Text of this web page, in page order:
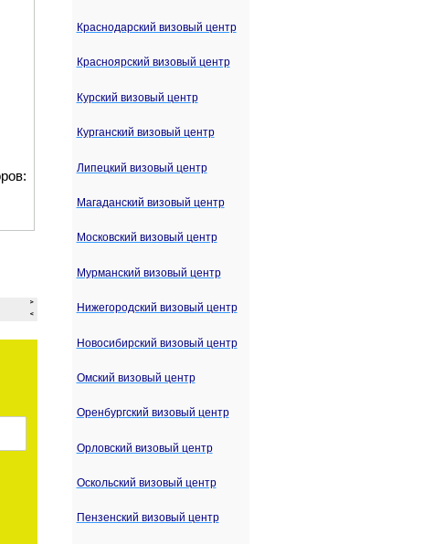
Краснодарский визовый центр
Красноярский визовый центр
Курский визовый центр
Курганский визовый центр
Липецкий визовый центр
Магаданский визовый центр
Московский визовый центр
Мурманский визовый центр
Нижегородский визовый центр
Новосибирский визовый центр
Омский визовый центр
Оренбургский визовый центр
Орловский визовый центр
Оскольский визовый центр
Пензенский визовый центр